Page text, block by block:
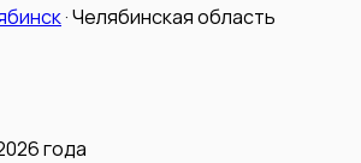
·Челябинская область
года